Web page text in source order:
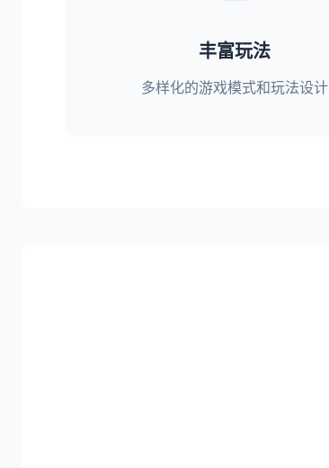
丰富玩法
多样化的游戏模式和玩法设计